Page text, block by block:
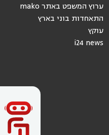
ערוץ המשפט באתר mako
התאחדות בוני בארץ
עוקץ
i24 news